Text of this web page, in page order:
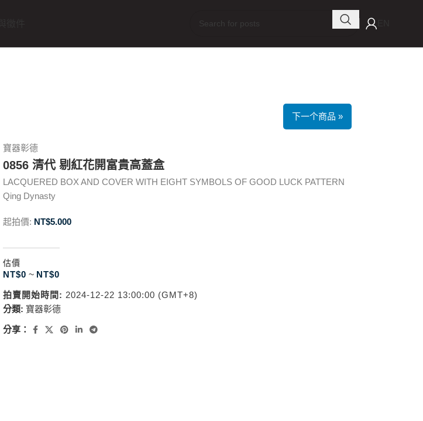
下一个商品 »
寶器彰德
0856 清代 剔紅花開富貴高蓋盒
LACQUERED BOX AND COVER WITH EIGHT SYMBOLS OF GOOD LUCK PATTERN
Qing Dynasty
起拍價: NT$5.000
估價
NT$0 ~ NT$0
拍賣開始時間: 2024-12-22 13:00:00 (GMT+8)
分類: 寶器彰德
分享：